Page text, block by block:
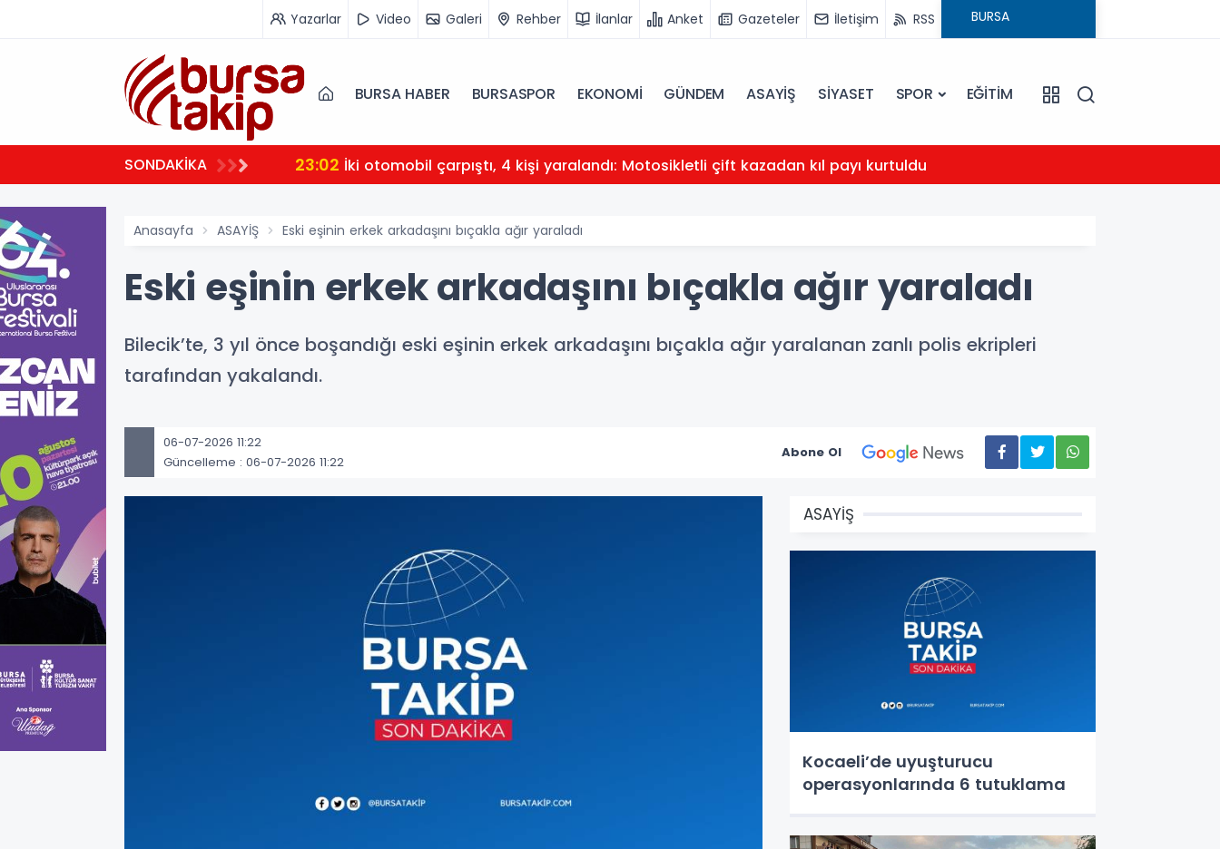
Yazarlar Video Galeri Rehber İlanlar Anket Gazeteler İletişim RSS
BURSA HABER BURSASPOR EKONOMİ GÜNDEM ASAYİŞ SİYASET SPOR EĞİTİM
SONDAKİKA 23:02 İki otomobil çarpıştı, 4 kişi yaralandı: Motosikletli çift kazadan kıl payı kurtuldu
Anasayfa ASAYİŞ Eski eşinin erkek arkadaşını bıçakla ağır yaraladı
Eski eşinin erkek arkadaşını bıçakla ağır yaraladı
Bilecik’te, 3 yıl önce boşandığı eski eşinin erkek arkadaşını bıçakla ağır yaralanan zanlı polis ekripleri
tarafından yakalandı.
06-07-2026 11:22
Güncelleme : 06-07-2026 11:22
Abone Ol
ASAYİŞ
Kocaeli’de uyuşturucu
operasyonlarında 6 tutuklama